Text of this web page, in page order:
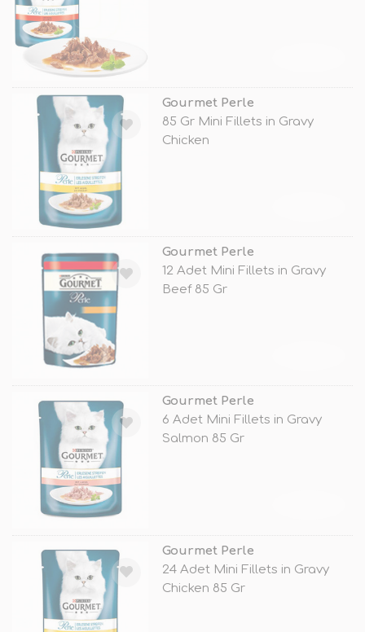
Gourmet Perle
85 Gr Mini Fillets in Gravy
Chicken
Gourmet Perle
12 Adet Mini Fillets in Gravy
Beef 85 Gr
Gourmet Perle
6 Adet Mini Fillets in Gravy
Salmon 85 Gr
Gourmet Perle
24 Adet Mini Fillets in Gravy
Chicken 85 Gr